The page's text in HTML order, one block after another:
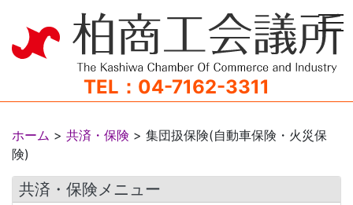
TEL：04-7162-3311
ホーム > 共済・保険 > 集団扱保険(自動車保険・火災保
険)
共済・保険メニュー